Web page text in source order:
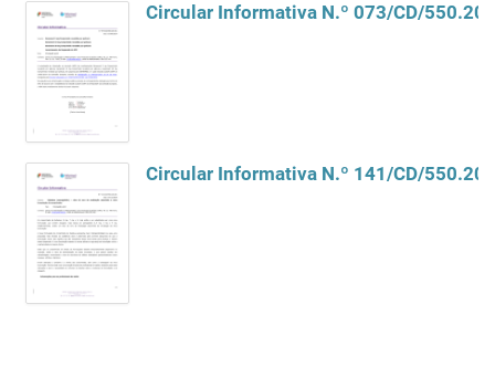
Circular Informativa N.º 073/CD/
Circular Informativa N.º 141/CD/